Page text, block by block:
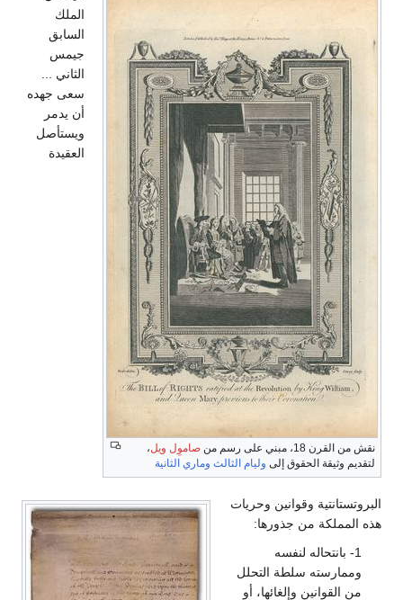
نقش من القرن 18، مبني على رسم من صاموِل ويل،
لتقديم وثيقة الحقوق إلى وليام الثالث وماري الثانية
الملك
السابق
جيمس
الثاني ...
سعى جهده
أن يدمر
ويستأصل
العقيدة
البروتستانتية وقوانين وحريات
هذه المملكة من جذورها:
1- بانتحاله لنفسه
وممارسته سلطة التحلل
من القوانين وإلغائها، أو